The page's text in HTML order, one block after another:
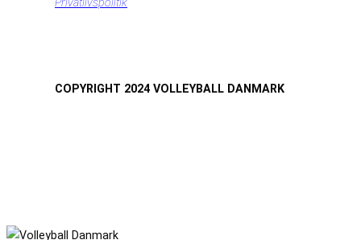
COPYRIGHT 2024 VOLLEYBALL DANMARK